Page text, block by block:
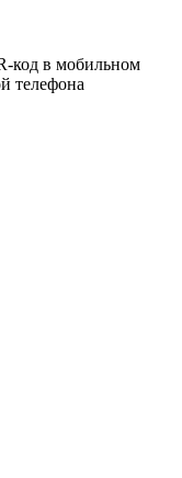
код в мобильном
телефона